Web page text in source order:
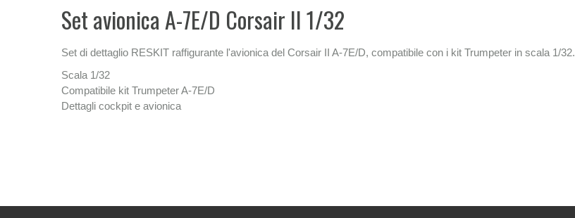
Set avionica A-7E/D Corsair II 1/32
Set di dettaglio RESKIT raffigurante l'avionica del Corsair II A-7E/D, compatibile con i kit Trumpeter in scala 1/32.
Scala 1/32
Compatibile kit Trumpeter A-7E/D
Dettagli cockpit e avionica